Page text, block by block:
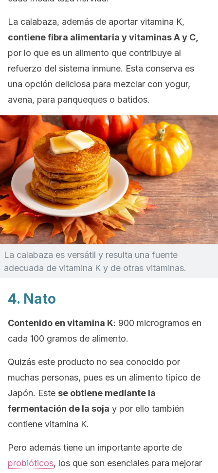
La calabaza, además de aportar vitamina K,
contiene fibra alimentaria y vitaminas A y C,
por lo que es un alimento que contribuye al
refuerzo del sistema inmune. Esta conserva es
una opción deliciosa para mezclar con yogur,
avena, para panqueques o batidos.
La calabaza es versátil y resulta una fuente
adecuada de vitamina K y de otras vitaminas.
4. Nato
Contenido en vitamina K: 900 microgramos en
cada 100 gramos de alimento.
Quizás este producto no sea conocido por
muchas personas, pues es un alimento típico de
Japón. Este se obtiene mediante la
fermentación de la soja y por ello también
contiene vitamina K.
Pero además tiene un importante aporte de
probióticos, los que son esenciales para mejorar